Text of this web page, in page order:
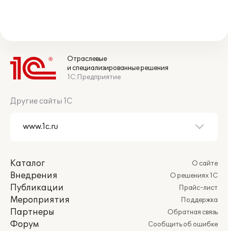
Отраслевые
и специализированные решения
1С:Предприятие
Другие сайты 1С
Каталог
Внедрения
Публикации
Мероприятия
Партнеры
Форум
О сайте
О решениях 1С
Прайс-лист
Поддержка
Обратная связь
Сообщить об ошибке